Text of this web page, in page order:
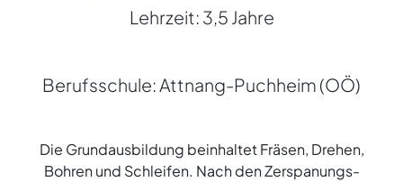
Lehrzeit: 3,5 Jahre
Berufsschule: Attnang-Puchheim (OÖ)
Die Grundausbildung beinhaltet Fräsen, Drehen,
Bohren und Schleifen. Nach den Zerspanungs-